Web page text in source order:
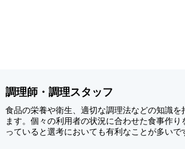
調理師・調理スタッフ
食品の栄養や衛生、適切な調理法などの知識
ます。個々の利用者の状況に合わせた食事作
っていると選考においても有利なことが多いで